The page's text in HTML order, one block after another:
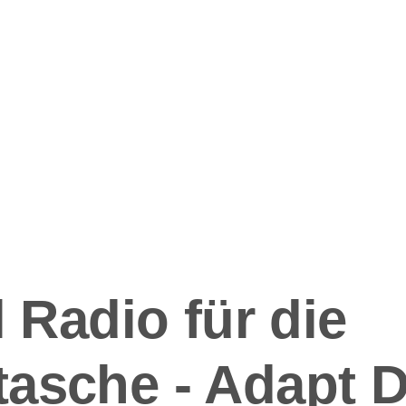
Radio für die
- Adapt